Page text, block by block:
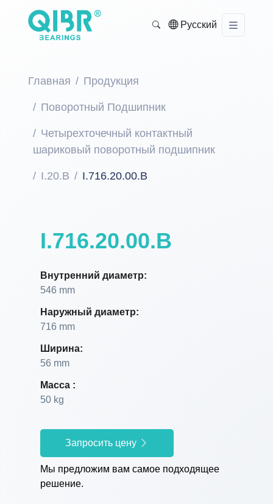
Русский
Главная Продукция
Поворотный Подшипник
Четырехточечный контактный
шариковый поворотный подшипник
I.20.B I.716.20.00.B
I.716.20.00.B
Внутренний диаметр:
546 mm
Наружный диаметр:
716 mm
Ширина:
56 mm
Масса :
50 kg
Запросить цену
Мы предложим вам самое подходящее
решение.